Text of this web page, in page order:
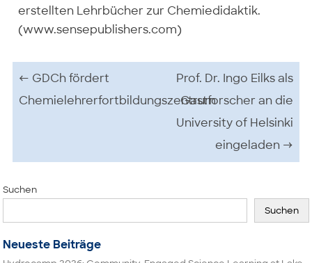
erstellten Lehrbücher zur Chemiedidaktik.
(www.sensepublishers.com)
Beitrags-Navigation
← GDCh fördert
Chemielehrerfortbildungszentrum
Prof. Dr. Ingo Eilks als
Gastforscher an die
University of Helsinki
eingeladen →
Suchen
Suchen
Neueste Beiträge